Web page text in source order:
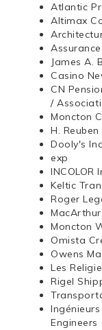
Atlantic
Altimax
James A.
Casino
CN
/
Moncton
H.
Dooly's
exp
INCOLOR
Keltic
Roger
Moncton
Omista
Owens
Les
Rigel
Engineers